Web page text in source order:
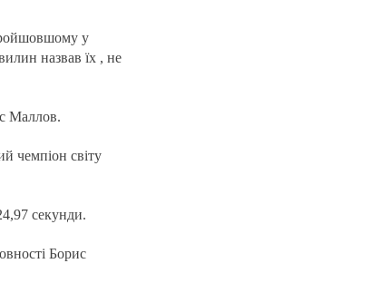
ройшовшому у
назвав їх , не
Маллов.
чемпіон світу
секунди.
Борис